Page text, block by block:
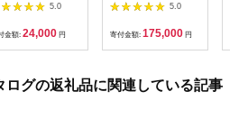
ケット
1364991】
5.0
金額: 24,000 円
列車でお仕事体験 体
験 チケット 電車 鉄道
列車 サービス 子供 子
ども こども 家族 長野
県
5.0
寄付金額: 175,000 円
ログの返礼品に関連している記事